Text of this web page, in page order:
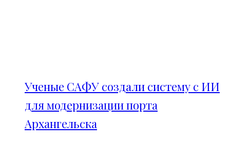
Ученые САФУ создали систему с ИИ
для модернизации порта
Архангельска